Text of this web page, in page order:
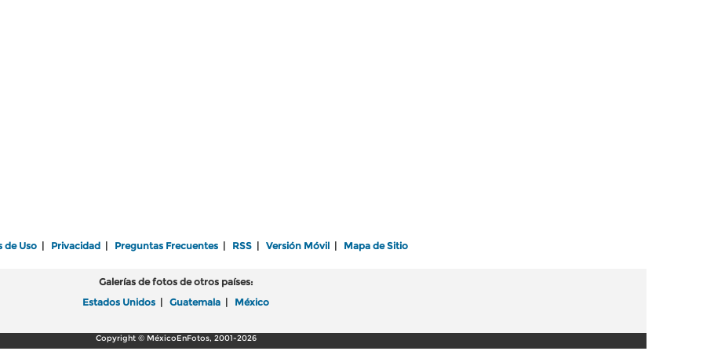
de Uso Privacidad Preguntas Frecuentes RSS Versión Móvil Mapa de Sitio
Galerías de fotos de otros países:
Estados Unidos
Guatemala México
Copyright © MéxicoEnFotos, 2001-2026